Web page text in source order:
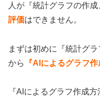
人が『統計グラフの作
評価はできません。
まずは初めに『統計グ
から
『AIによるグラフ作
『AIによるグラフ作成